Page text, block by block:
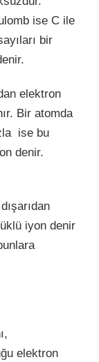
ise C ile
bir
elektron
Bir atomda
ise bu
denir.
iyon denir
elektron